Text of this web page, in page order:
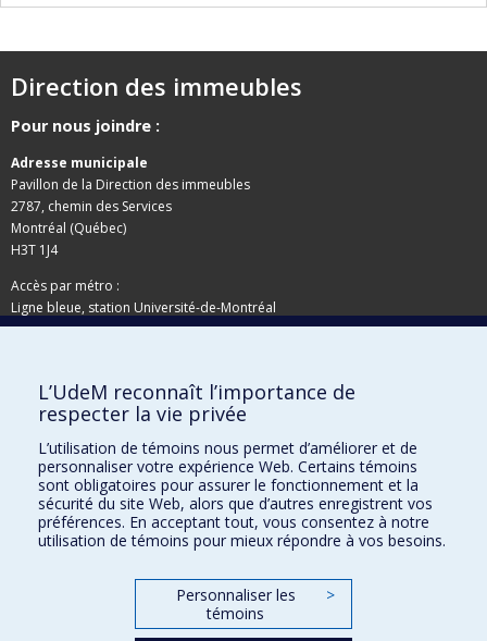
Direction des immeubles
Pour nous joindre :
Adresse municipale
Pavillon de la Direction des immeubles
2787, chemin des Services
Montréal (Québec)
H3T 1J4
Accès par métro :
Ligne bleue, station Université-de-Montréal
Pavillon de la Direction des immeubles
C.P. 6128, succursale Centre-ville
Montréal (Québec)
H3C 3J7
Besoin d'aide ?
Joindre l'équipe
L’UdeM reconnaît l’importance de
respecter la vie privée
L’utilisation de témoins nous permet d’améliorer et de
personnaliser votre expérience Web. Certains témoins
sont obligatoires pour assurer le fonctionnement et la
sécurité du site Web, alors que d’autres enregistrent vos
préférences. En acceptant tout, vous consentez à notre
utilisation de témoins pour mieux répondre à vos besoins.
Personnaliser les
témoins
>